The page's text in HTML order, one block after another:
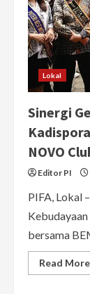
Lokal
Sinergi
NOVO
Editor PI
PIFA, Lokal
bersama
Read More